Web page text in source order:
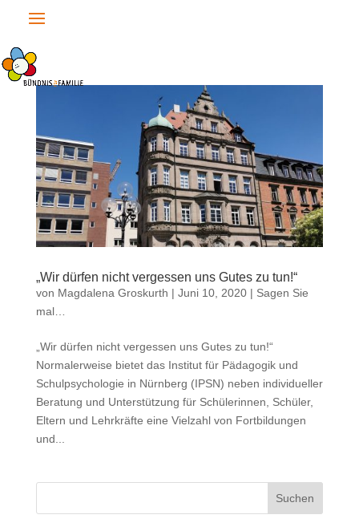
„Wir dürfen nicht vergessen uns Gutes zu tun!“
von Magdalena Groskurth | Juni 10, 2020| Sagen Sie
mal…
„Wir dürfen nicht vergessen uns Gutes zu tun!“
Normalerweise bietet das Institut für Pädagogik und
Schulpsychologie in Nürnberg (IPSN) neben individueller
Beratung und Unterstützung für Schülerinnen, Schüler,
Eltern und Lehrkräfte eine Vielzahl von Fortbildungen
und...